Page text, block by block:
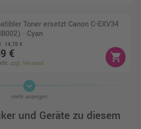
Toner ersetzt Canon C-EXV34
· Cyan
14,78 €
€
zzgl. Versand
shopping_cart
Toner ersetzt Canon C-EXV34
· Gelb
€
keyboard_arrow_down
mehr anzeigen
und Geräte zu diesem